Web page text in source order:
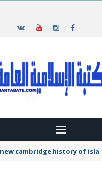
new cambridge history of islam